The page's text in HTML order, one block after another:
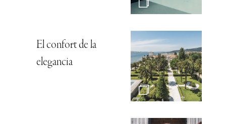
El confort de la
elegancia